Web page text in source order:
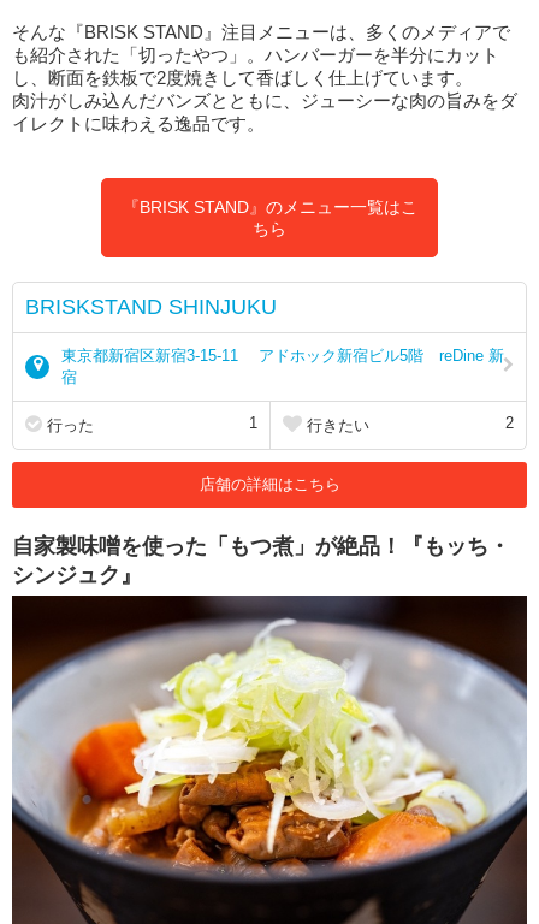
そんな『BRISK STAND』注目メニューは、多くのメディアで
も紹介された「切ったやつ」。ハンバーガーを半分にカット
し、断面を鉄板で2度焼きして香ばしく仕上げています。
肉汁がしみ込んだバンズとともに、ジューシーな肉の旨みをダ
イレクトに味わえる逸品です。
『BRISK STAND』のメニュー一覧はこ
ちら
BRISKSTAND SHINJUKU
東京都新宿区新宿3-15-11 アドホック新宿ビル5階 reDine 新
宿
行った 1 行きたい 2
店舗の詳細はこちら
自家製味噌を使った「もつ煮」が絶品！『もッち・
シンジュク』